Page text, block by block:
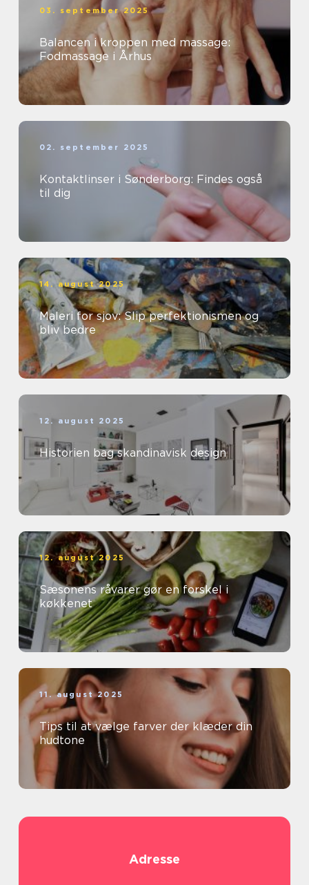
03. september 2025
Balancen i kroppen med massage:
Fodmassage i Århus
02. september 2025
Kontaktlinser i Sønderborg: Findes også
til dig
14. august 2025
Maleri for sjov: Slip perfektionismen og
bliv bedre
12. august 2025
Historien bag skandinavisk design
12. august 2025
Sæsonens råvarer gør en forskel i
køkkenet
11. august 2025
Tips til at vælge farver der klæder din
hudtone
Adresse